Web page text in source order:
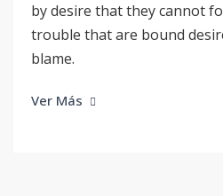
by desire that they cannot
trouble that are bound
blame.
Ver Más